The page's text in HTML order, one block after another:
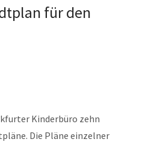
für den
Kinderbüro zehn
Die Pläne einzelner